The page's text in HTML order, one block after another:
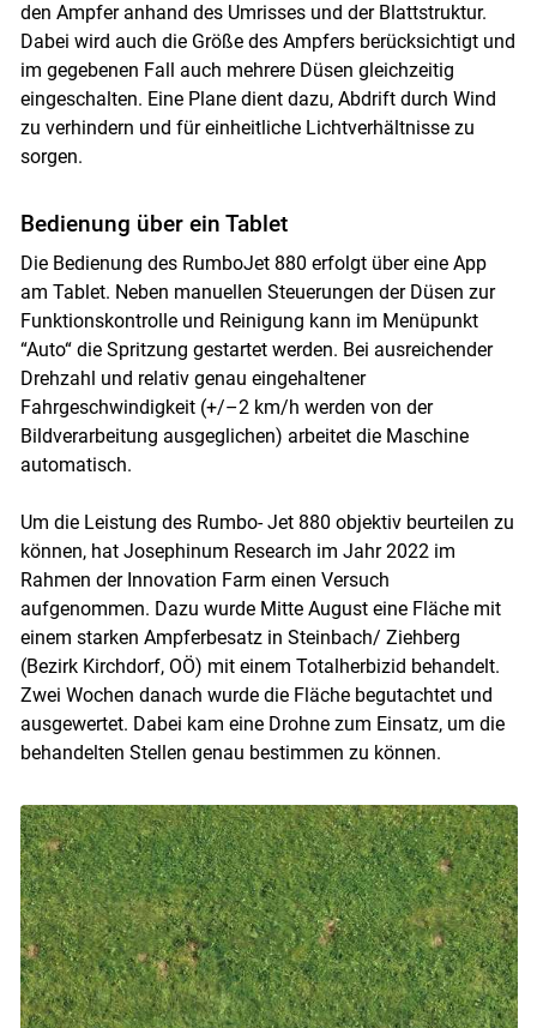
den Ampfer anhand des Umrisses und der Blattstruktur.
Dabei wird auch die Größe des Ampfers berücksichtigt und
im gegebenen Fall auch mehrere Düsen gleichzeitig
eingeschalten. Eine Plane dient dazu, Abdrift durch Wind
zu verhindern und für einheitliche Lichtverhältnisse zu
sorgen.
Bedienung über ein Tablet
Die Bedienung des RumboJet 880 erfolgt über eine App
am Tablet. Neben manuellen Steuerungen der Düsen zur
Funktionskontrolle und Reinigung kann im Menüpunkt
“Auto“ die Spritzung gestartet werden. Bei ausreichender
Drehzahl und relativ genau eingehaltener
Fahrgeschwindigkeit (+/–2 km/h werden von der
Bildverarbeitung ausgeglichen) arbeitet die Maschine
automatisch.
Um die Leistung des Rumbo- Jet 880 objektiv beurteilen zu
können, hat Josephinum Research im Jahr 2022 im
Rahmen der Innovation Farm einen Versuch
aufgenommen. Dazu wurde Mitte August eine Fläche mit
einem starken Ampferbesatz in Steinbach/ Ziehberg
(Bezirk Kirchdorf, OÖ) mit einem Totalherbizid behandelt.
Zwei Wochen danach wurde die Fläche begutachtet und
ausgewertet. Dabei kam eine Drohne zum Einsatz, um die
behandelten Stellen genau bestimmen zu können.